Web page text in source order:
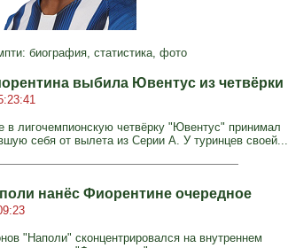
биография, статистика, фото
выбила Ювентус из четвёрки
в лигочемпионскую четвёрку "Ювентус" принимал
себя от вылета из Серии А. У туринцев своей...
нанёс Фиорентине очередное
"Наполи" сконцентрировался на внутреннем